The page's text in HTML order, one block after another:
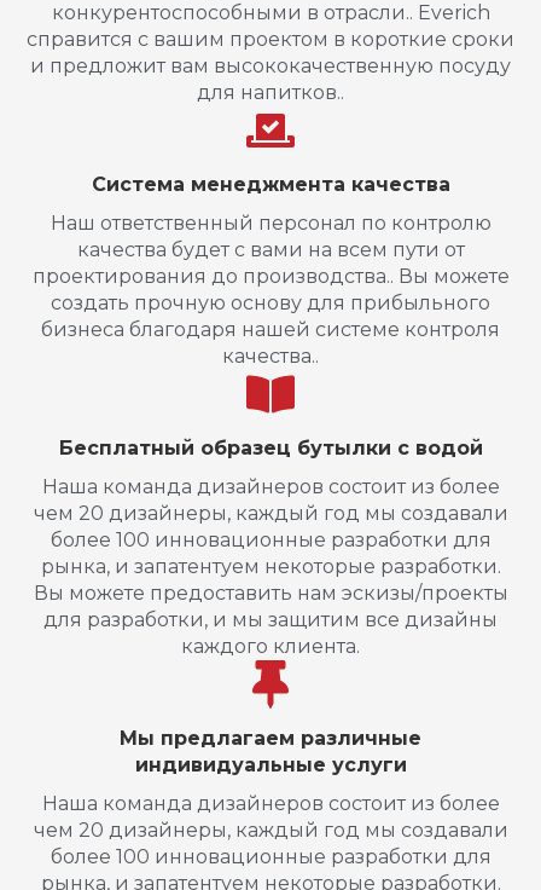
конкурентоспособными в отрасли.. Everich
справится с вашим проектом в короткие сроки
и предложит вам высококачественную посуду
для напитков..
Система менеджмента качества
Наш ответственный персонал по контролю
качества будет с вами на всем пути от
проектирования до производства.. Вы можете
создать прочную основу для прибыльного
бизнеса благодаря нашей системе контроля
качества..
Бесплатный образец бутылки с водой
Наша команда дизайнеров состоит из более
чем 20 дизайнеры, каждый год мы создавали
более 100 инновационные разработки для
рынка, и запатентуем некоторые разработки.
Вы можете предоставить нам эскизы/проекты
для разработки, и мы защитим все дизайны
каждого клиента.
Мы предлагаем различные
индивидуальные услуги
Наша команда дизайнеров состоит из более
чем 20 дизайнеры, каждый год мы создавали
более 100 инновационные разработки для
рынка, и запатентуем некоторые разработки.